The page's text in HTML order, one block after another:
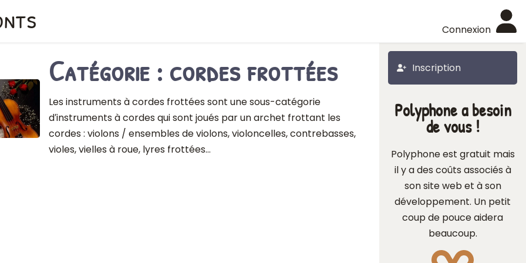
Connexion
Inscription
Catégorie : cordes frottées
Les instruments à cordes frottées sont une sous-catégorie
d′instruments à cordes qui sont joués par un archet frottant les
cordes : violons / ensembles de violons, violoncelles, contrebasses,
violes, vielles à roue, lyres frottées…
Polyphone a besoin
de vous !
Polyphone est gratuit mais
il y a des coûts associés à
son site web et à son
développement. Un petit
coup de pouce aidera
beaucoup.